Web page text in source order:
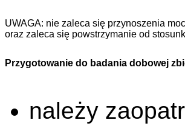
UWAGA: nie zaleca się przynoszenia
oraz zaleca się powstrzymanie od
Przygotowanie do badania dobowej
należy